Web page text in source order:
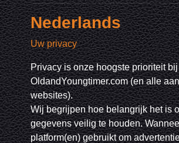
Nederlands
Uw privacy
Privacy is onze hoogste prioriteit bij
OldandYoungtimer.com (en alle
websites).
Wij begrijpen hoe belangrijk het is
gegevens veilig te houden.
platform(en) gebruikt om